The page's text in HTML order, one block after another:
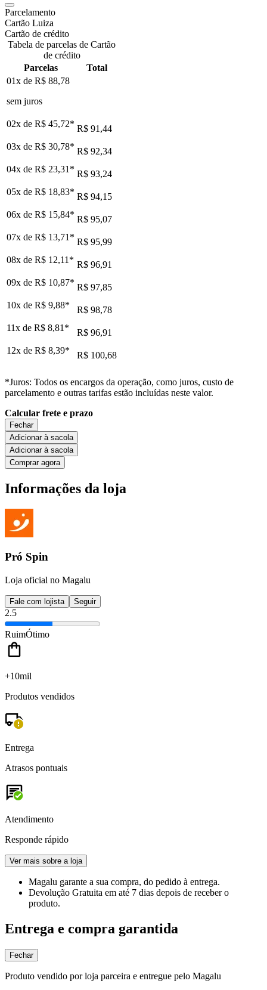
Parcelamento
Cartão Luiza
Cartão de crédito
Tabela de parcelas de Cartão
de crédito
Parcelas
Total
01x de R$ 88,78
sem juros
02x de R$ 45,72* R$ 91,44
03x de R$ 30,78* R$ 92,34
04x de R$ 23,31 * R$ 93,24
05x de R$ 18,83* R$ 94,15
06x de R$ 15,84* R$ 95,07
07x de R$ 13,71 * R$ 95,99
08x de R$ 12,11 * R$ 96,91
09x de R$ 10,87* R$ 97,85
10x de R$ 9,88*
R$ 98,78
11x de R$ 8,81 *
R$ 96,91
12x de R$ 8,39* R$ 100,68
*Juros: Todos os encargos da operação, como juros, custo de
parcelamento e outras tarifas estão incluídas neste valor.
Calcular frete e prazo
Fechar
Adicionar à sacola
Adicionar à sacola
Comprar agora
Informações da loja
Pró Spin
Loja oficial no Magalu
Fale com lojista Seguir
2.5
RuimÓtimo
+10mil
Produtos vendidos
Entrega
Atrasos pontuais
Atendimento
Responde rápido
Ver mais sobre a loja
Magalu garante a sua compra, do pedido à entrega.
Devolução Gratuita em até 7 dias depois de receber o
produto.
Entrega e compra garantida
Fechar
Produto vendido por loja parceira e entregue pelo Magalu